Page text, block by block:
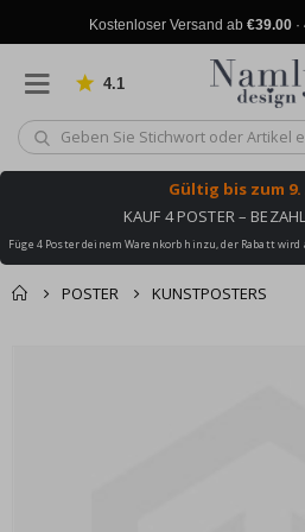
Kostenloser Versand ab €39.00·
4.1 von 1025 Bewertungen
Gültig bis zum
KAUF 4 POSTER –
Füge 4 Poster deinem Warenkorb hinzu, der Rabatt
POSTER KUNSTPOSTERS